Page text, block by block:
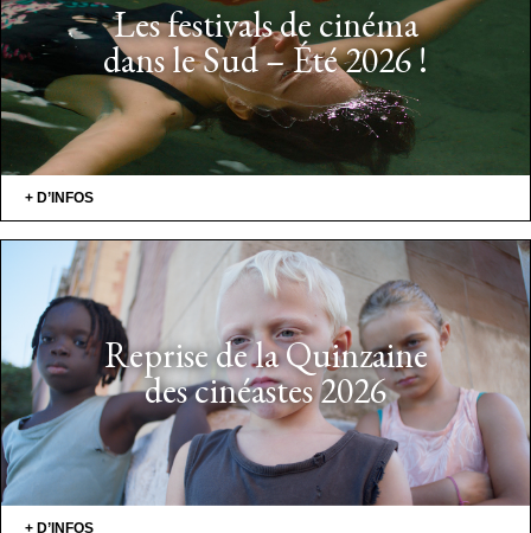
Les festivals de cinéma
dans le Sud – Été 2026 !
+ D’INFOS
Reprise de la Quinzaine
des cinéastes 2026
+ D’INFOS